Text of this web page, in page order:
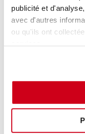
publicité et
avec d'autres
ou qu'ils ont
En stock
AJOUTER AU